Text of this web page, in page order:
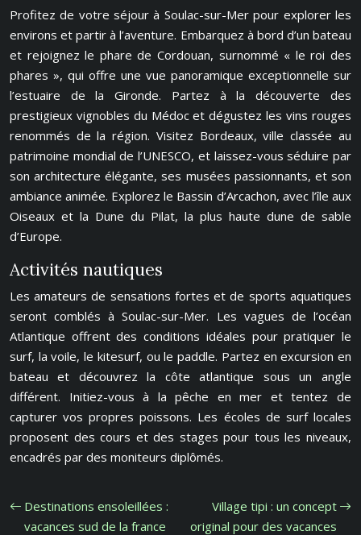
Profitez de votre séjour à Soulac-sur-Mer pour explorer les
environs et partir à l’aventure. Embarquez à bord d’un bateau
et rejoignez le phare de Cordouan, surnommé « le roi des
phares », qui offre une vue panoramique exceptionnelle sur
l’estuaire de la Gironde. Partez à la découverte des
prestigieux vignobles du Médoc et dégustez les vins rouges
renommés de la région. Visitez Bordeaux, ville classée au
patrimoine mondial de l’UNESCO, et laissez-vous séduire par
son architecture élégante, ses musées passionnants, et son
ambiance animée. Explorez le Bassin d’Arcachon, avec l’île aux
Oiseaux et la Dune du Pilat, la plus haute dune de sable
d’Europe.
Activités nautiques
Les amateurs de sensations fortes et de sports aquatiques
seront comblés à Soulac-sur-Mer. Les vagues de l’océan
Atlantique offrent des conditions idéales pour pratiquer le
surf, la voile, le kitesurf, ou le paddle. Partez en excursion en
bateau et découvrez la côte atlantique sous un angle
différent. Initiez-vous à la pêche en mer et tentez de
capturer vos propres poissons. Les écoles de surf locales
proposent des cours et des stages pour tous les niveaux,
encadrés par des moniteurs diplômés.
Destinations ensoleillées :
vacances sud de la france
Village tipi : un concept
original pour des vacances